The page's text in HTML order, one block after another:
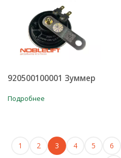
920500100001 Зуммер
Подробнее
1 2 3 4 5 6